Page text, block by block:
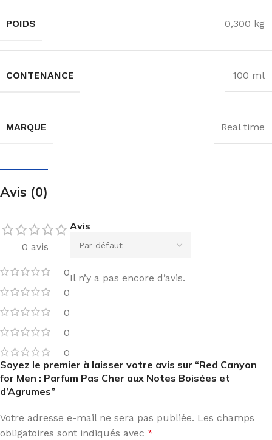
POIDS 0,300 kg
CONTENANCE 100 ml
MARQUE Real time
Avis (0)
0 avis
0
0
0
0
0
Avis
Il n’y a pas encore d’avis.
Soyez le premier à laisser votre avis sur “Red Canyon
for Men : Parfum Pas Cher aux Notes Boisées et
d’Agrumes”
Votre adresse e-mail ne sera pas publiée. Les champs
obligatoires sont indiqués avec *